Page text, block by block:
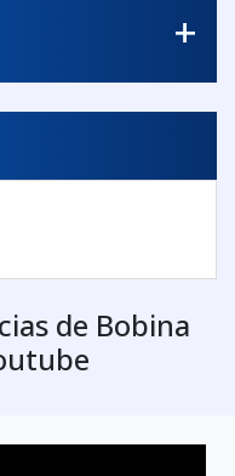
de Bobina